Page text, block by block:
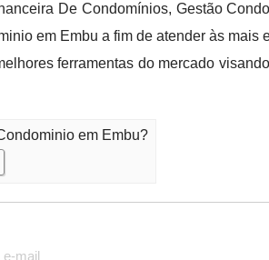
De Condomínios, Gestão
em Embu a fim de atender às mais
ferramentas do mercado
em Embu?